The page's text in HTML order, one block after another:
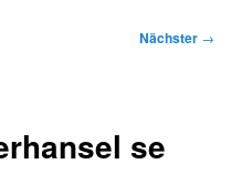
Nächster →
se